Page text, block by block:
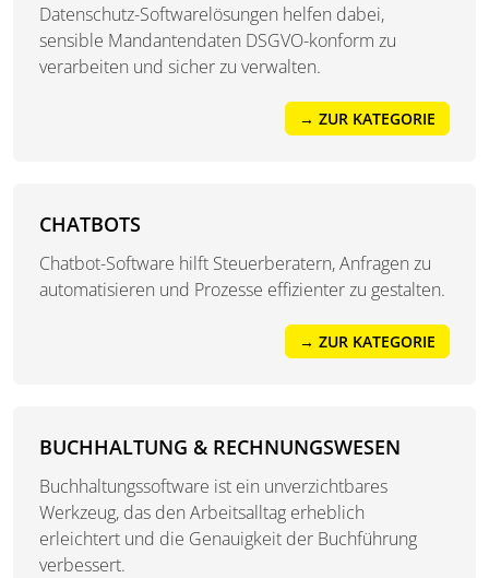
Datenschutz-Softwarelösungen helfen dabei,
sensible Mandantendaten DSGVO-konform zu
verarbeiten und sicher zu verwalten.
→ ZUR KATEGORIE
CHATBOTS
Chatbot-Software hilft Steuerberatern, Anfragen zu
automatisieren und Prozesse effizienter zu gestalten.
→ ZUR KATEGORIE
BUCHHALTUNG & RECHNUNGSWESEN
Buchhaltungssoftware ist ein unverzichtbares
Werkzeug, das den Arbeitsalltag erheblich
erleichtert und die Genauigkeit der Buchführung
verbessert.